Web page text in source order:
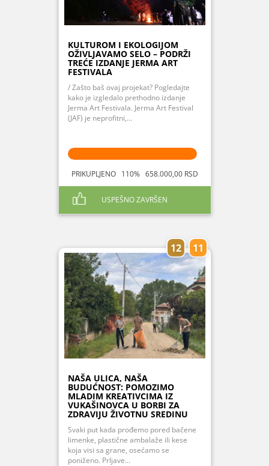
KULTUROM I EKOLOGIJOM
OŽIVLJAVAMO SELO – PODRŽI
TREĆE IZDANJE JERMA ART
FESTIVALA
/ Zašto baš ovaj projekat? Pogledajte
kako je izgledalo prethodno izdanje
Jerma Art Festivala. Jerma Art Festival
(JAF) je neprofitni,...
PRIKUPLJENO 110% 658.000,00 RSD
USPEŠNO ZAVRŠEN
12 11
NAŠA ULICA, NAŠA
BUDUĆNOST: POMOZIMO
MLADIM KREATIVCIMA IZ
VUKAŠINOVCA U BORBI ZA
ZDRAVIJU ŽIVOTNU SREDINU
Svaki put kada prođemo pored bačene
limenke, plastične ambalaže ili kese
koja visi sa grane, osećamo se
poniženo. Prljave...